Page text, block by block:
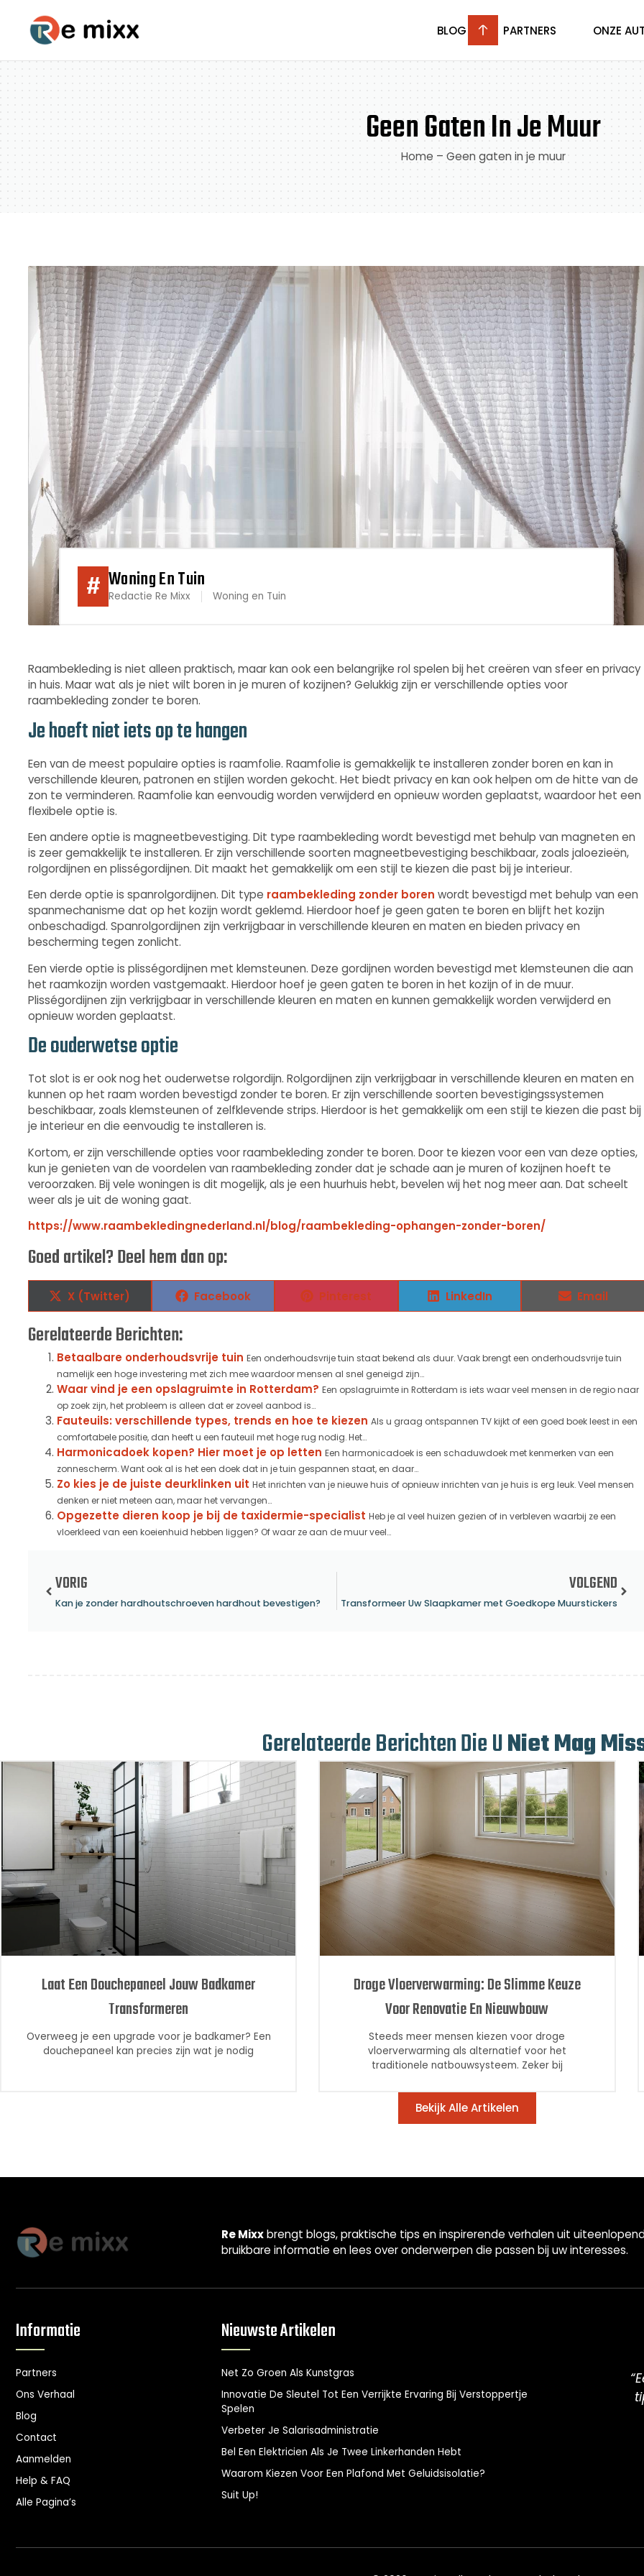
BLOG PARTNERS ONZE
Geen Gaten In Je Muur
Home – Geen gaten in je muur
# Woning En Tuin
Redactie Re Mixx Woning en Tuin
Raambekleding is niet alleen praktisch, maar kan ook een belangrijke rol spelen bij het creëren van sfeer en privacy
in huis. Maar wat als je niet wilt boren in je muren of kozijnen? Gelukkig zijn er verschillende opties voor
raambekleding zonder te boren.
Je hoeft niet iets op te hangen
Een van de meest populaire opties is raamfolie. Raamfolie is gemakkelijk te installeren zonder boren en kan in
verschillende kleuren, patronen en stijlen worden gekocht. Het biedt privacy en kan ook helpen om de hitte van de
zon te verminderen. Raamfolie kan eenvoudig worden verwijderd en opnieuw worden geplaatst, waardoor het een
flexibele optie is.
Een andere optie is magneetbevestiging. Dit type raambekleding wordt bevestigd met behulp van magneten en
is zeer gemakkelijk te installeren. Er zijn verschillende soorten magneetbevestiging beschikbaar, zoals jaloezieën,
rolgordijnen en plisségordijnen. Dit maakt het gemakkelijk om een stijl te kiezen die past bij je interieur.
Een derde optie is spanrolgordijnen. Dit type raambekleding zonder boren wordt bevestigd met behulp van een
spanmechanisme dat op het kozijn wordt geklemd. Hierdoor hoef je geen gaten te boren en blijft het kozijn
onbeschadigd. Spanrolgordijnen zijn verkrijgbaar in verschillende kleuren en maten en bieden privacy en
bescherming tegen zonlicht.
Een vierde optie is plisségordijnen met klemsteunen. Deze gordijnen worden bevestigd met klemsteunen die aan
het raamkozijn worden vastgemaakt. Hierdoor hoef je geen gaten te boren in het kozijn of in de muur.
Plisségordijnen zijn verkrijgbaar in verschillende kleuren en maten en kunnen gemakkelijk worden verwijderd en
opnieuw worden geplaatst.
De ouderwetse optie
Tot slot is er ook nog het ouderwetse rolgordijn. Rolgordijnen zijn verkrijgbaar in verschillende kleuren en maten en
kunnen op het raam worden bevestigd zonder te boren. Er zijn verschillende soorten bevestigingssystemen
beschikbaar, zoals klemsteunen of zelfklevende strips. Hierdoor is het gemakkelijk om een stijl te kiezen die past bij
je interieur en die eenvoudig te installeren is.
Kortom, er zijn verschillende opties voor raambekleding zonder te boren. Door te kiezen voor een van deze opties,
kun je genieten van de voordelen van raambekleding zonder dat je schade aan je muren of kozijnen hoeft te
veroorzaken. Bij vele woningen is dit mogelijk, als je een huurhuis hebt, bevelen wij het nog meer aan. Dat scheelt
weer als je uit de woning gaat.
https://www.raambekledingnederland.nl/blog/raambekleding-ophangen-zonder-boren/
Goed artikel? Deel hem dan op:
X (Twitter) Facebook Pinterest LinkedIn Email
Gerelateerde Berichten:
Betaalbare onderhoudsvrije tuin Een onderhoudsvrije tuin staat bekend als duur. Vaak brengt een onderhoudsvrije tuin
namelijk een hoge investering met zich mee waardoor mensen al snel geneigd zijn...
Waar vind je een opslagruimte in Rotterdam? Een opslagruimte in Rotterdam is iets waar veel mensen in de regio naar
op zoek zijn, het probleem is alleen dat er zoveel aanbod is...
Fauteuils: verschillende types, trends en hoe te kiezen Als u graag ontspannen TV kijkt of een goed boek leest in een
comfortabele positie, dan heeft u een fauteuil met hoge rug nodig. Het...
Harmonicadoek kopen? Hier moet je op letten Een harmonicadoek is een schaduwdoek met kenmerken van een
zonnescherm. Want ook al is het een doek dat in je tuin gespannen staat, en daar...
Zo kies je de juiste deurklinken uit Het inrichten van je nieuwe huis of opnieuw inrichten van je huis is erg leuk. Veel mensen
denken er niet meteen aan, maar het vervangen...
Opgezette dieren koop je bij de taxidermie-specialist Heb je al veel huizen gezien of in verbleven waarbij ze een
vloerkleed van een koeienhuid hebben liggen? Of waar ze aan de muur veel...
VORIG
Kan je zonder hardhoutschroeven hardhout bevestigen?
VOLGEND
Transformeer Uw Slaapkamer met Goedkope Muurstickers
Gerelateerde Berichten Die UNiet Mag
Laat Een Douchepaneel Jouw Badkamer
Transformeren
Overweeg je een upgrade voor je badkamer? Een
douchepaneel kan precies zijn wat je nodig
Droge Vloerverwarming: De Slimme Keuze
Voor Renovatie En Nieuwbouw
Steeds meer mensen kiezen voor droge
vloerverwarming als alternatief voor het
traditionele natbouwsysteem. Zeker bij
Bekijk Alle Artikelen
Re Mixxbrengt blogs, praktische tips en inspirerende verhalen uit
bruikbare informatie en lees over onderwerpen die passen bij uw interesses.
Informatie
Partners
Ons Verhaal
Blog
Contact
Aanmelden
Help & FAQ
Alle Pagina’s
Nieuwste Artikelen
Net Zo Groen Als Kunstgras
Innovatie De Sleutel Tot Een Verrijkte Ervaring Bij Verstoppertje
Spelen
Verbeter Je Salarisadministratie
Bel Een Elektricien Als Je Twee Linkerhanden Hebt
Waarom Kiezen Voor Een Plafond Met Geluidsisolatie?
Suit Up!